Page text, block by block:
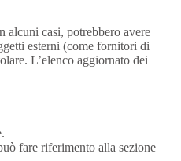
alcuni casi, potrebbero avere
esterni (come fornitori di
L’elenco aggiornato dei
fare riferimento alla sezione